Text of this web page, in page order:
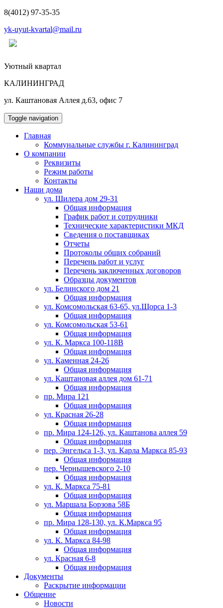
8(4012) 97-35-35
yk-uyut-kvartal@mail.ru
Уютный квартал
КАЛИНИНГРАД
ул. Каштановая Аллея д.63, офис 7
Toggle navigation
Главная
Коммунальные службы г. Калининград
О компании
Реквизиты
Режим работы
Контакты
Наши дома
ул. Шилера дом 29-31
Общая информация
График работ и сотрудники
Технические характеристики МКД
Сведения о поставщиках
Отчеты
Протоколы общих собраний
Перечень работ и услуг
Перечень заключенных договоров
Образцы документов
ул. Белинского дом 21
Общая информация
ул. Комсомольская 63-65, ул.Щорса 1-3
Общая информация
ул. Комсомольская 53-61
Общая информация
ул. К. Маркса 100-118В
Общая информация
ул. Каменная 24-26
Общая информация
ул. Каштановая аллея дом 61-71
Общая информация
пр. Мира 121
Общая информация
ул. Красная 26-28
Общая информация
пр. Мира 124-126, ул. Каштанова аллея 59
Общая информация
пер. Энгельса 1-3, ул. Карла Маркса 85-93
Общая информация
пер. Чернышевского 2-10
Общая информация
ул. К. Маркса 75-81
Общая информация
ул. Маршала Борзова 58Б
Общая информация
пр. Мира 128-130, ул. К.Маркса 95
Общая информация
ул. К. Маркса 84-98
Общая информация
ул. Красная 6-8
Общая информация
Документы
Раскрытие информации
Общение
Новости